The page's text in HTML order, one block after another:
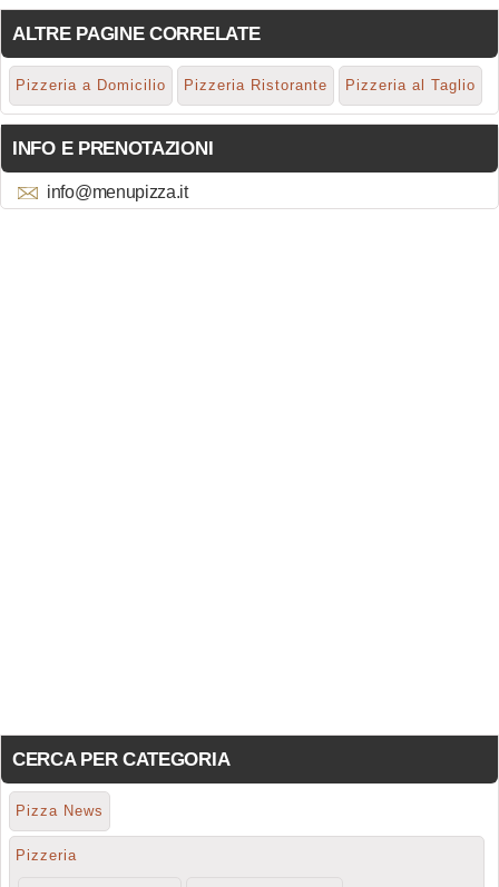
ALTRE PAGINE CORRELATE
Pizzeria a Domicilio Pizzeria Ristorante Pizzeria al Taglio
INFO E PRENOTAZIONI
info@menupizza.it
CERCA PER CATEGORIA
Pizza News
Pizzeria